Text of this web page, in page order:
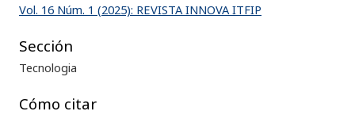
Vol. 16 Núm. 1 (2025): REVISTA INNOVA ITFIP
Sección
Tecnologia
Cómo citar